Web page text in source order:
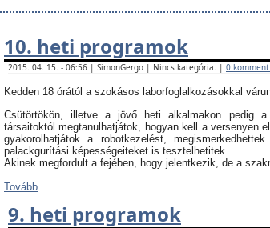
10. heti programok
2015. 04. 15. - 06:56 | SimonGergo | Nincs kategória. | 0
Kedden 18 órától a szokásos laborfoglalkozásokkal
Csütörtökön, illetve a jövő heti alkalmakon pedig a
társaitoktól megtanulhatjátok, hogyan kell a versenyen
gyakorolhatjátok a robotkezelést,
palackgurítási képességeiteket is tesztelhetitek.
Akinek megfordult a fejében, hogy jelentkezik, de a
...
Tovább
9. heti programok